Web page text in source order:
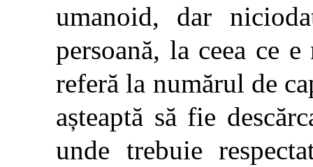
umanoid, dar
persoană, la ceea ce
referă la numărul de
așteaptă să fie
unde trebuie